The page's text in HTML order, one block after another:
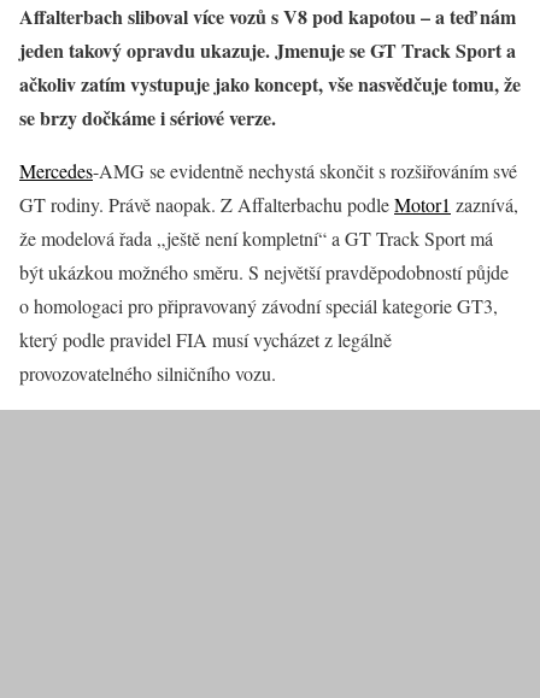
Affalterbach sliboval více vozů s V8 pod kapotou – a teď nám
jeden takový opravdu ukazuje. Jmenuje se GT Track Sport a
ačkoliv zatím vystupuje jako koncept, vše nasvědčuje tomu, že
se brzy dočkáme i sériové verze.
Mercedes-AMG se evidentně nechystá skončit s rozšiřováním své
GT rodiny. Právě naopak. Z Affalterbachu podleMotor1 zaznívá,
že modelová řada „ještě není kompletní“ a GT Track Sport má
být ukázkou možného směru. S největší pravděpodobností půjde
o homologaci pro připravovaný závodní speciál kategorie GT3,
který podle pravidel FIA musí vycházet z legálně
provozovatelného silničního vozu.